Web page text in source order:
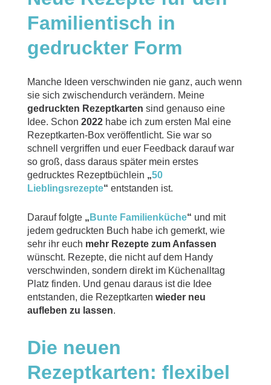
Familientisch in
gedruckter Form
Manche Ideen verschwinden nie ganz, auch wenn
sie sich zwischendurch verändern. Meine
gedruckten Rezeptkarten sind genauso eine
Idee. Schon 2022habe ich zum ersten Mal eine
Rezeptkarten-Box veröffentlicht. Sie war so
schnell vergriffen und euer Feedback darauf war
so groß, dass daraus später mein erstes
gedrucktes Rezeptbüchlein „50
Lieblingsrezepte“ entstanden ist.
Darauf folgte „ Bunte Familienküche“ und mit
jedem gedruckten Buch habe ich gemerkt, wie
sehr ihr euch mehr Rezepte zum Anfassen
wünscht. Rezepte, die nicht auf dem Handy
verschwinden, sondern direkt im Küchenalltag
Platz finden. Und genau daraus ist die Idee
entstanden, die Rezeptkarten wieder neu
aufleben zu lassen.
Die neuen
Rezeptkarten: flexibel